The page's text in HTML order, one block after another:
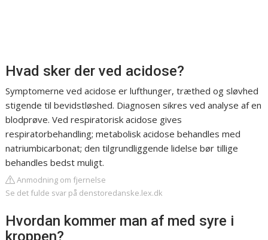
Hvad sker der ved acidose?
Symptomerne ved acidose er lufthunger, træthed og sløvhed
stigende til bevidstløshed. Diagnosen sikres ved analyse af en
blodprøve. Ved respiratorisk acidose gives
respiratorbehandling; metabolisk acidose behandles med
natriumbicarbonat; den tilgrundliggende lidelse bør tillige
behandles bedst muligt.
Anmodning om fjernelse
Se det fulde svar på denstoredanske.lex.dk
Hvordan kommer man af med syre i
kroppen?